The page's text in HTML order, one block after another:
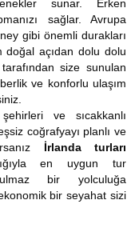
sunar. Erken
sağlar. Avrupa
gibi önemli durakları
doğal açıdan dolu dolu
size sunulan
ve konforlu ulaşım
ve sıcakkanlı
coğrafyayı planlı ve
İrlanda turları
en uygun tur
bir yolculuğa
bir seyahat sizi